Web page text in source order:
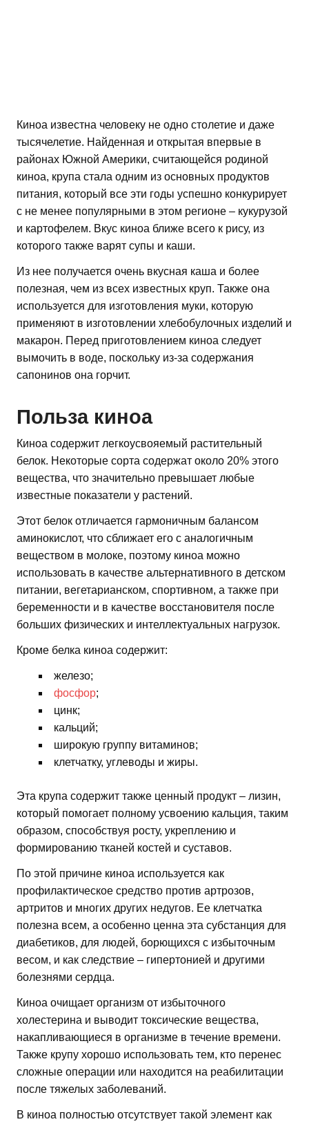
Киноа известна человеку не одно столетие и даже
тысячелетие. Найденная и открытая впервые в
районах Южной Америки, считающейся родиной
киноа, крупа стала одним из основных продуктов
питания, который все эти годы успешно конкурирует
с не менее популярными в этом регионе – кукурузой
и картофелем. Вкус киноа ближе всего к рису, из
которого также варят супы и каши.
Из нее получается очень вкусная каша и более
полезная, чем из всех известных круп. Также она
используется для изготовления муки, которую
применяют в изготовлении хлебобулочных изделий и
макарон. Перед приготовлением киноа следует
вымочить в воде, поскольку из-за содержания
сапонинов она горчит.
Польза киноа
Киноа содержит легкоусвояемый растительный
белок. Некоторые сорта содержат около 20% этого
вещества, что значительно превышает любые
известные показатели у растений.
Этот белок отличается гармоничным балансом
аминокислот, что сближает его с аналогичным
веществом в молоке, поэтому киноа можно
использовать в качестве альтернативного в детском
питании, вегетарианском, спортивном, а также при
беременности и в качестве восстановителя после
больших физических и интеллектуальных нагрузок.
Кроме белка киноа содержит:
железо;
фосфор;
цинк;
кальций;
широкую группу витаминов;
клетчатку, углеводы и жиры.
Эта крупа содержит также ценный продукт – лизин,
который помогает полному усвоению кальция, таким
образом, способствуя росту, укреплению и
формированию тканей костей и суставов.
По этой причине киноа используется как
профилактическое средство против артрозов,
артритов и многих других недугов. Ее клетчатка
полезна всем, а особенно ценна эта субстанция для
диабетиков, для людей, борющихся с избыточным
весом, и как следствие – гипертонией и другими
болезнями сердца.
Киноа очищает организм от избыточного
холестерина и выводит токсические вещества,
накапливающиеся в организме в течение времени.
Также крупу хорошо использовать тем, кто перенес
сложные операции или находится на реабилитации
после тяжелых заболеваний.
В киноа полностью отсутствует такой элемент как